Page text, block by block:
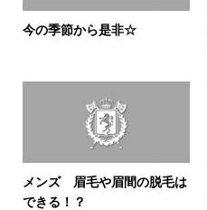
今の季節から是非☆
メンズ 眉毛や眉間の脱毛は
できる！？